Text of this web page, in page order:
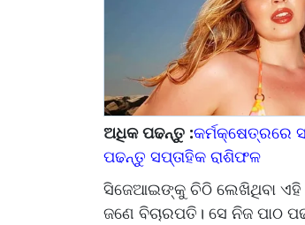
ଅଧିକ ପଢନ୍ତୁ :କର୍ମକ୍ଷେତ୍ରରେ
ପଢନ୍ତୁ ସପ୍ତାହିକ ରାଶିଫଳ
ସିଜେଆଇଙ୍କୁ ଚିଠି ଲେଖିଥିବା ଏହି
ଜଣେ ବିଚାରପତି। ସେ ନିଜ ପାଠ